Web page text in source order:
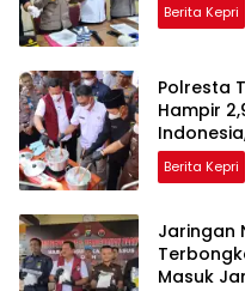
Berita Kepri
Polresta
Hampir
Berita Kepri
Jaringan
Masuk